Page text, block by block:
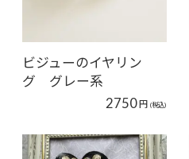
ビジューのイヤリン
グ グレー系
2750円 (税込)